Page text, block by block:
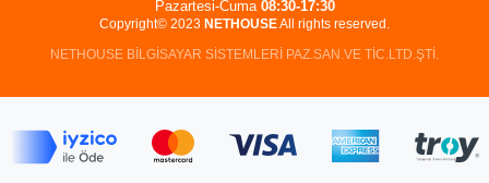
Copyright© 2023 NETHOUSEAll rights reserved.
NETHOUSE BİLGİSAYAR SİSTEMLERİ PAZ.SAN.VE TİC.LTD.ŞTİ.
Pazartesi-Cuma 08:30-17:30